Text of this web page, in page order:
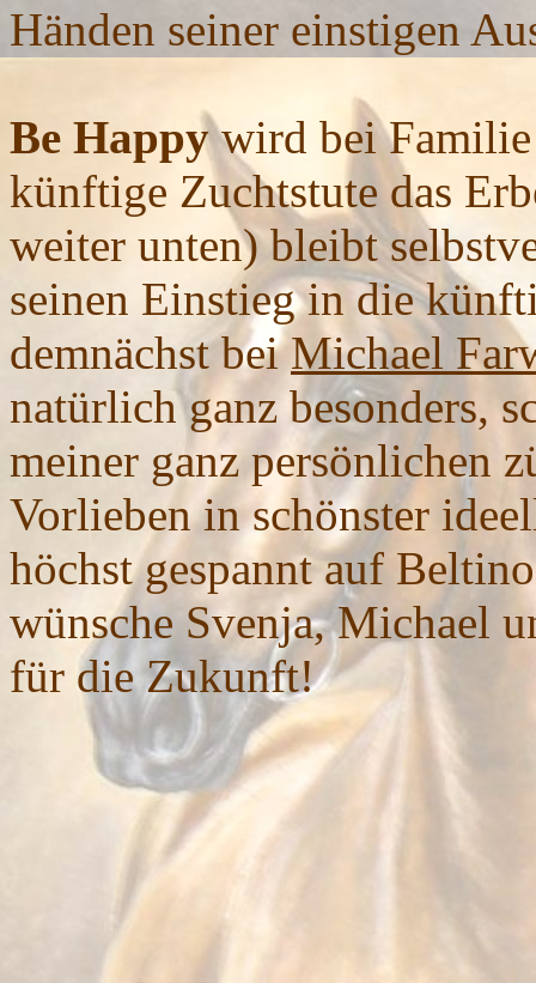
Händen seiner einstigen
Be Happywird bei Familie
künftige Zuchtstute das
weiter unten) bleibt
seinen Einstieg in die
demnächst beiMichael
natürlich ganz besonders,
meiner ganz persönlichen
Vorlieben in schönster
höchst gespannt auf
wünsche Svenja, Michael
für die Zukunft!